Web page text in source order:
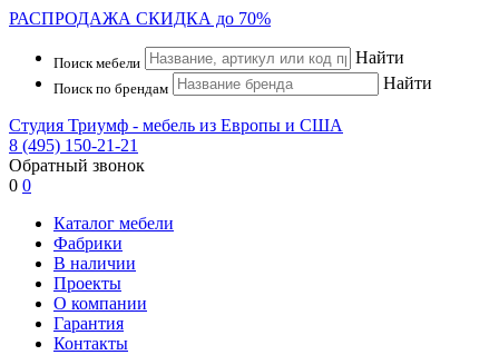
РАСПРОДАЖА СКИДКА до 70%
Поиск мебели Найти
Поиск по брендам Найти
Студия Триумф - мебель из Европы и США
8 (495) 150-21-21
Обратный звонок
0 0
Каталог мебели
Фабрики
В наличии
Проекты
О компании
Гарантия
Контакты